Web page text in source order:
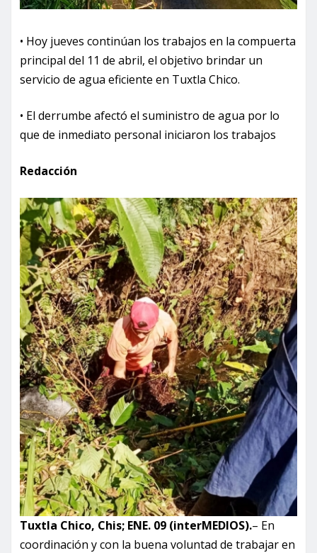
• Hoy jueves continúan los trabajos en la compuerta
principal del 11 de abril, el objetivo brindar un
servicio de agua eficiente en Tuxtla Chico.
• El derrumbe afectó el suministro de agua por lo
que de inmediato personal iniciaron los trabajos
Redacción
Tuxtla Chico, Chis; ENE. 09 (interMEDIOS).– En
coordinación y con la buena voluntad de trabajar en